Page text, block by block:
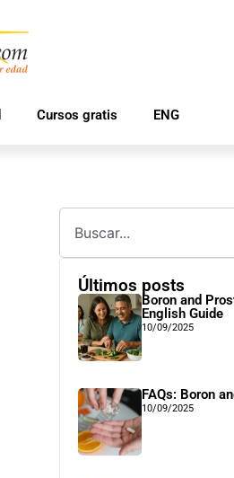
Cursos gratis ENG
Últimos posts
Boron and
English Guide
10/09/2025
FAQs: Boron
10/09/2025